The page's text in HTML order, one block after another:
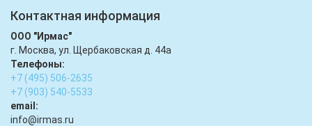
Контактная информация
ООО "Ирмас"
г. Москва, ул. Щербаковская д. 44а
Телефоны:
+7 (495) 506-2635
+7 (903) 540-5533
email:
infо@irmas.ru